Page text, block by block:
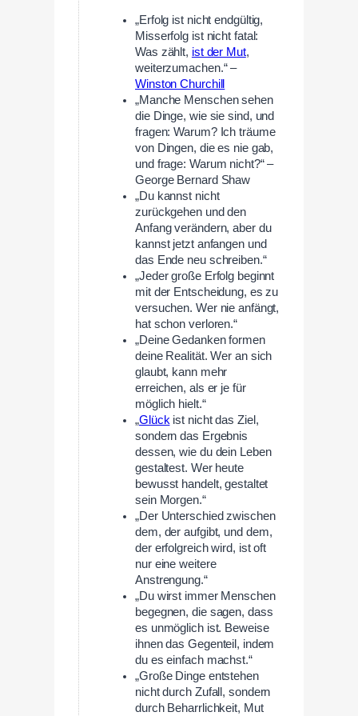
„Erfolg ist nicht endgültig,
Misserfolg ist nicht fatal:
Was zählt, ist der Mut,
weiterzumachen.“ –
Winston Churchill
„Manche Menschen sehen
die Dinge, wie sie sind, und
fragen: Warum? Ich träume
von Dingen, die es nie gab,
und frage: Warum nicht?“ –
George Bernard Shaw
„Du kannst nicht
zurückgehen und den
Anfang verändern, aber du
kannst jetzt anfangen und
das Ende neu schreiben.“
„Jeder große Erfolg beginnt
mit der Entscheidung, es zu
versuchen. Wer nie anfängt,
hat schon verloren.“
„Deine Gedanken formen
deine Realität. Wer an sich
glaubt, kann mehr
erreichen, als er je für
möglich hielt.“
„Glückist nicht das Ziel,
sondern das Ergebnis
dessen, wie du dein Leben
gestaltest. Wer heute
bewusst handelt, gestaltet
sein Morgen.“
„Der Unterschied zwischen
dem, der aufgibt, und dem,
der erfolgreich wird, ist oft
nur eine weitere
Anstrengung.“
„Du wirst immer Menschen
begegnen, die sagen, dass
es unmöglich ist. Beweise
ihnen das Gegenteil, indem
du es einfach machst.“
„Große Dinge entstehen
nicht durch Zufall, sondern
durch Beharrlichkeit, Mut